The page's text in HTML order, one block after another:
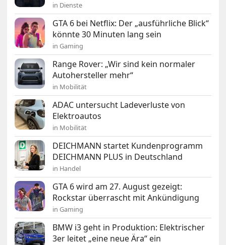
in Dienste
GTA 6 bei Netflix: Der „ausführliche Blick“
könnte 30 Minuten lang sein
in Gaming
Range Rover: „Wir sind kein normaler
Autohersteller mehr“
in Mobilität
ADAC untersucht Ladeverluste von
Elektroautos
in Mobilität
DEICHMANN startet Kundenprogramm
DEICHMANN PLUS in Deutschland
in Handel
GTA 6 wird am 27. August gezeigt:
Rockstar überrascht mit Ankündigung
in Gaming
BMW i3 geht in Produktion: Elektrischer
3er leitet „eine neue Ära“ ein